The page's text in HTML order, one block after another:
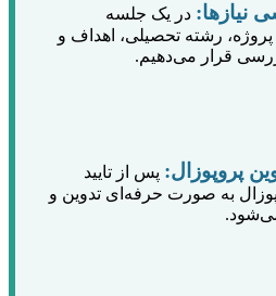
نیازها: در یک جلسه
رشته تحصیلی، اهداف و
قرار می‌دهیم.
پروپوزال: پس از تایید
به صورت حرفه‌ای تدوین و